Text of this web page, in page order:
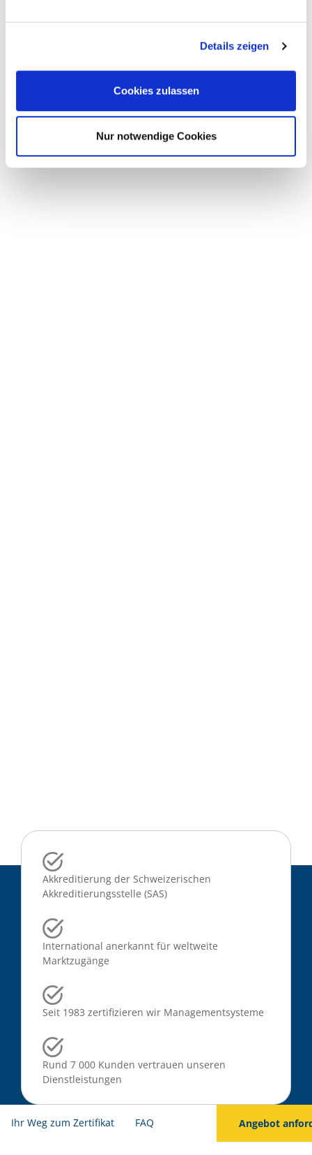
Details zeigen
Cookies zulassen
Nur notwendige Cookies
Akkreditierung der Schweizerischen
Akkreditierungsstelle (SAS)
International anerkannt für weltweite
Marktzugänge
Seit 1983 zertifizieren wir Managementsysteme
Rund 7 000 Kunden vertrauen unseren
Dienstleistungen
Ihr Weg zum Zertifikat FAQ Angebot